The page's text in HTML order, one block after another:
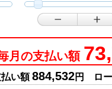
月の支払い額
い額 884,532円 ロー